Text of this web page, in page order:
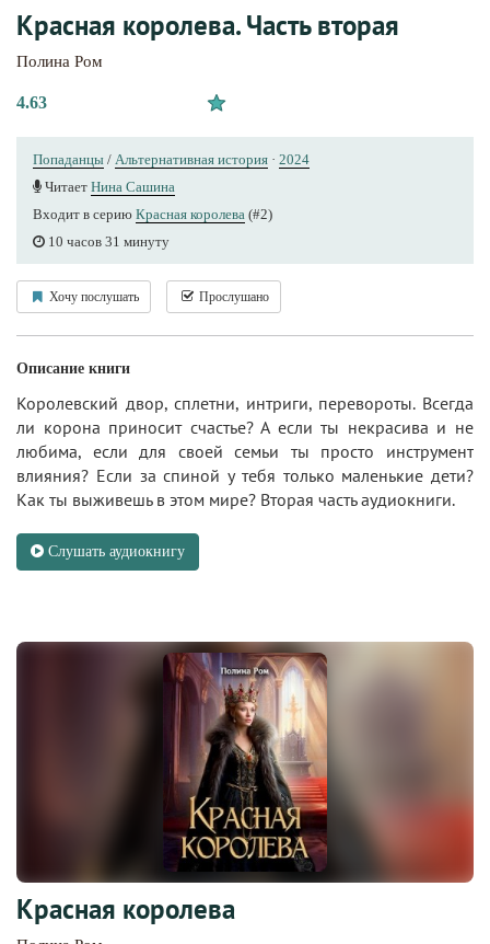
Красная королева. Часть вторая
Полина Ром
4.63
Попаданцы / Альтернативная история · 2024
Читает Нина Сашина
Входит в серию Красная королева (#2)
10 часов 31 минуту
Хочу послушать Прослушано
Описание книги
Королевский двор, сплетни, интриги, перевороты. Всегда
ли корона приносит счастье? А если ты некрасива и не
любима, если для своей семьи ты просто инструмент
влияния? Если за спиной у тебя только маленькие дети?
Как ты выживешь в этом мире? Вторая часть аудиокниги.
Слушать аудиокнигу
Красная королева